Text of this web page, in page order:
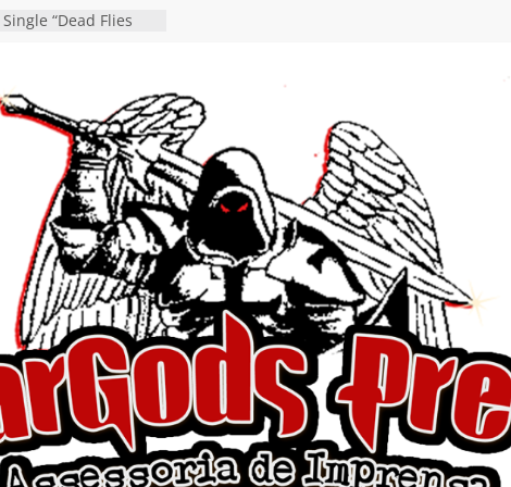
“Dead Flies
“Fly Rig” definitivo
festival Hell’s Heroes
vídeo de guitar & bass
“Eclipse”, segundo
“Dreaming”
a
e a artificialidade
e videoclipe de
gaúcha de Heavy
debut “Hellforge”